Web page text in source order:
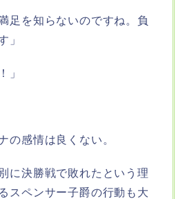
足を知らないのですね。負
」
」
の感情は良くない。
に決勝戦で敗れたという理
スペンサー子爵の行動も大